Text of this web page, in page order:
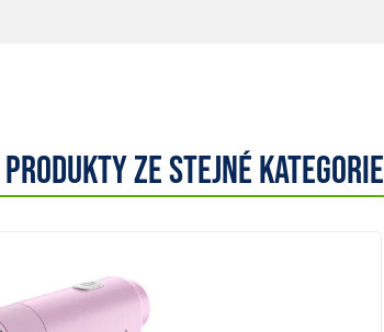
ze stejné kategorie
Zobrazit